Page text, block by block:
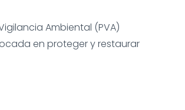
Ambiental (PVA)
en proteger y restaurar